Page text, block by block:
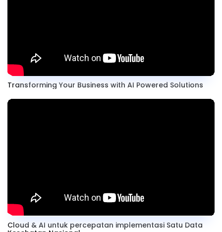
Transforming Your Business with AI Powered Solutions
Cloud & AI untuk percepatan implementasi Satu Data